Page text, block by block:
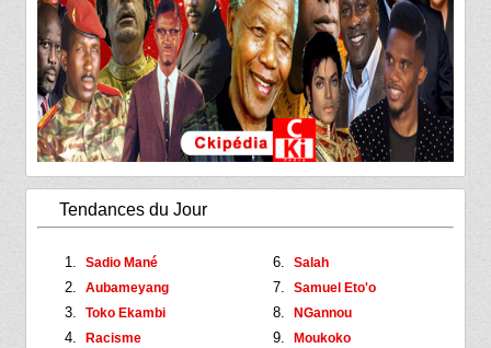
Tendances du Jour
Sadio Mané
Aubameyang
Toko Ekambi
Racisme
Salah
Samuel Eto'o
NGannou
Moukoko